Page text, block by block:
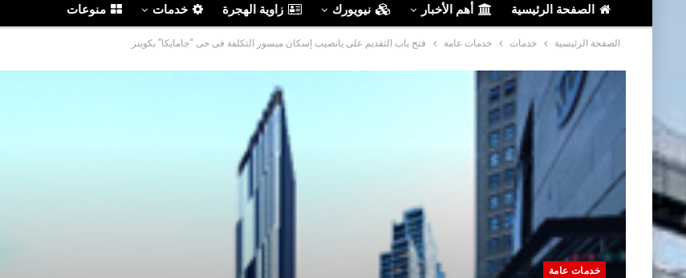
الصفحة الرئيسية أهم الأخبار نيويورك زاوية الهجرة خدمات منوعات
الصفحة الرئيسية خدمات خدمات عامة فتح باب التقديم على يانصيب إسكان ميسور التكلفة فى حى “جامايكا” بكوينز
خدمات عامة